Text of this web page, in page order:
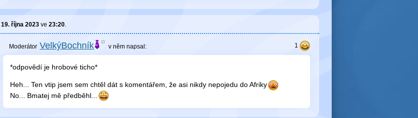
19. října 2023 ve 23:20
VelkýBochník v němnapsal:
*odpovědí je hrobové ticho*
Heh... Ten vtip jsem sem chtěl dát s komentářem, že asi nikdy nepojedu do Afriky
No... Bmatej mě předběhl...